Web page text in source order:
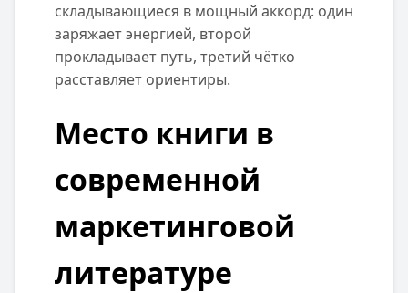
складывающиеся в мощный аккорд: один
заряжает энергией, второй
прокладывает путь, третий чётко
расставляет ориентиры.
Место книги в
современной
маркетинговой
литературе